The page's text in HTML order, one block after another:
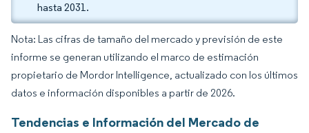
hasta 2031.
Nota: Las cifras de tamaño del mercado y previsión de este
informe se generan utilizando el marco de estimación
propietario de Mordor Intelligence, actualizado con los últimos
datos e información disponibles a partir de 2026.
Tendencias e Información del Mercado de